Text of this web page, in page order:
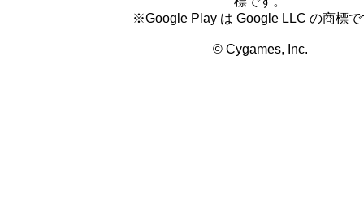
※Google Play は Google LLC の商標で
© Cygames, Inc.